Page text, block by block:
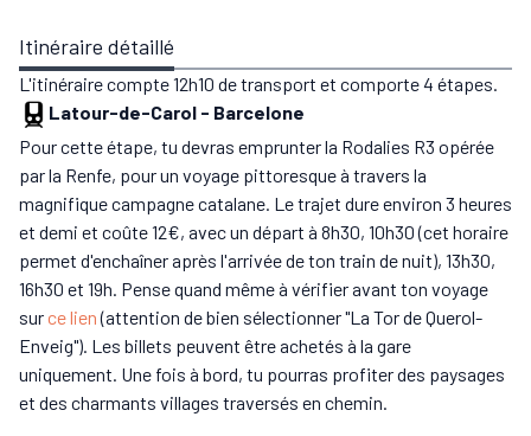
Itinéraire détaillé
L'itinéraire compte 12h10 de transport et comporte 4 étapes.
Latour-de-Carol - Barcelone
Pour cette étape, tu devras emprunter la Rodalies R3 opérée
par la Renfe, pour un voyage pittoresque à travers la
magnifique campagne catalane. Le trajet dure environ 3 heures
et demi et coûte 12€, avec un départ à 8h30, 10h30 (cet horaire
permet d'enchaîner après l'arrivée de ton train de nuit), 13h30,
16h30 et 19h. Pense quand même à vérifier avant ton voyage
sur ce lien(attention de bien sélectionner "La Tor de Querol-
Enveig"). Les billets peuvent être achetés à la gare
uniquement. Une fois à bord, tu pourras profiter des paysages
et des charmants villages traversés en chemin.